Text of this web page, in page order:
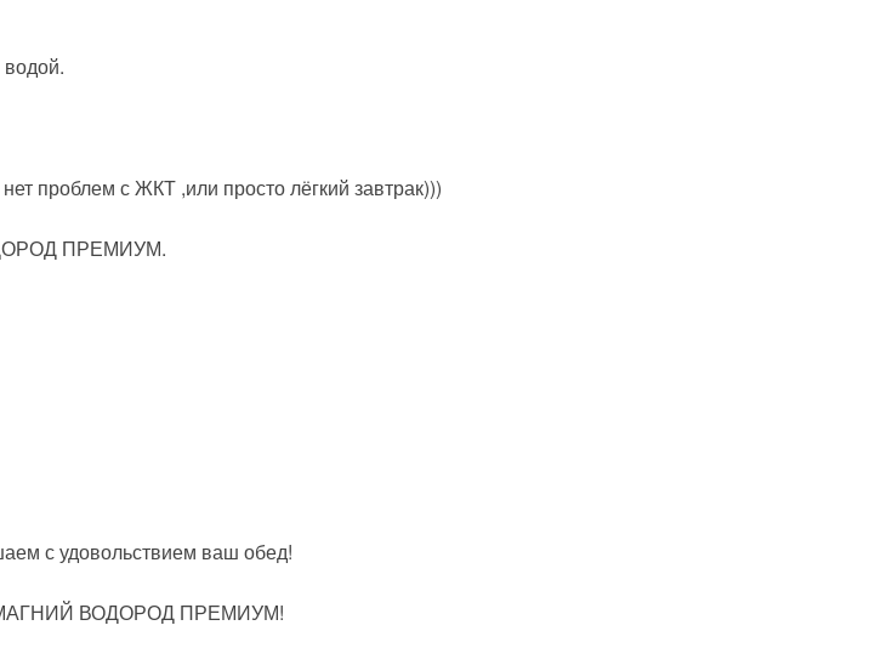
проблем с ЖКТ ,или просто лёгкий завтрак)))
ПРЕМИУМ.
с удовольствием ваш обед!
МАГНИЙ ВОДОРОД ПРЕМИУМ!